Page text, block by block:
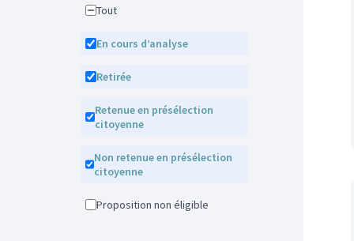
Tout
En cours d’analyse
Retirée
Retenue en présélection
citoyenne
Non retenue en présélection
citoyenne
Proposition non éligible